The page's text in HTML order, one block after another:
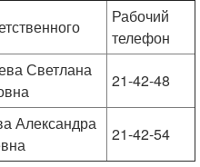
Рабочий
телефон
Светлана
21-42-48
Александра
21-42-54